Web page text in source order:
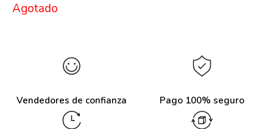
Agotado
Vendedores de confianza Pago 100% seguro